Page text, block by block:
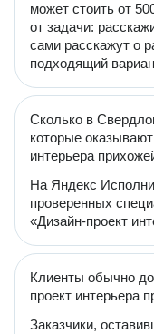
может стоить от
от задачи:
сами расскажут о
подходящий
Сколько в
которые
интерьера
На Яндекс
проверенных
«Дизайн-проект
Клиенты обычно
проект интерьера
Заказчики,